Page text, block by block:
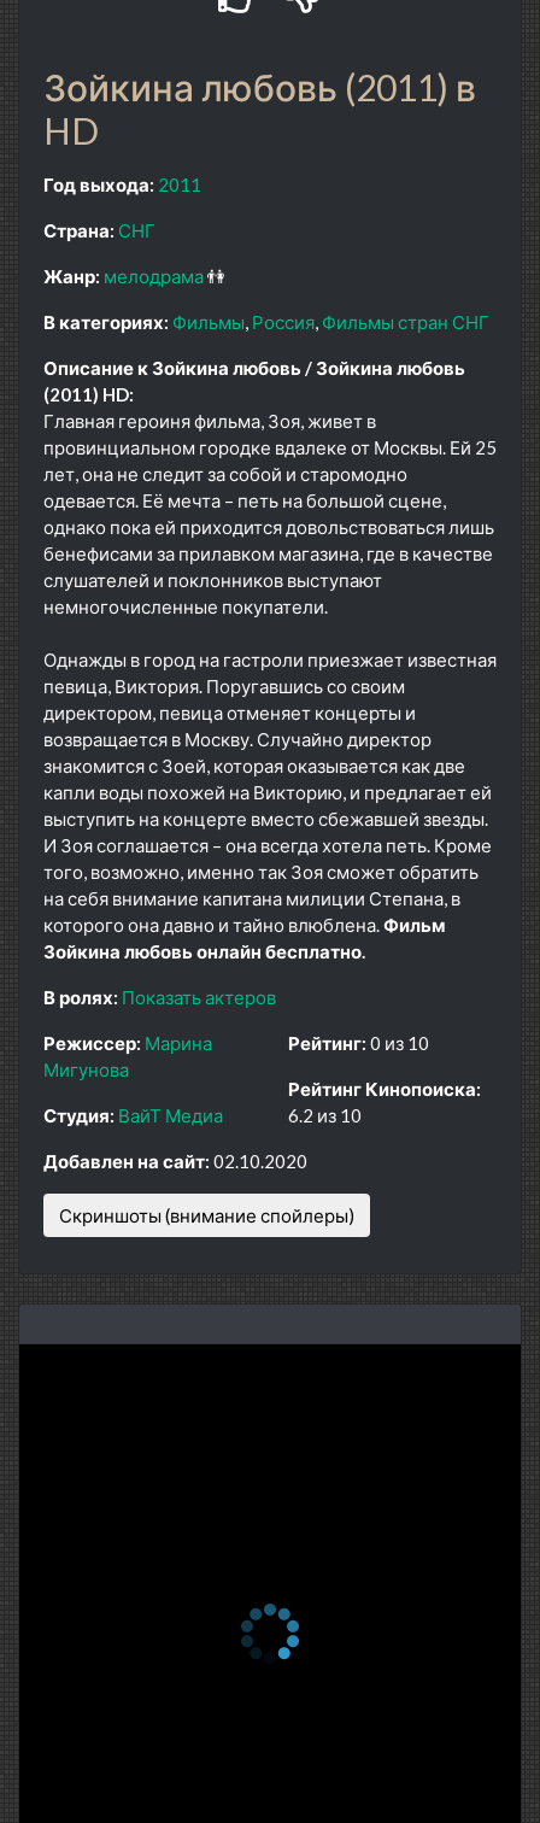
Зойкина любовь (2011) в
HD
Год выхода: 2011
Страна: СНГ
Жанр: мелодрама👫
В категориях: Фильмы Россия Фильмы стран СНГ
Описание к Зойкина любовь / Зойкина любовь
(2011) HD:
Главная героиня фильма, Зоя, живет в
провинциальном городке вдалеке от Москвы. Ей 25
лет, она не следит за собой и старомодно
одевается. Её мечта – петь на большой сцене,
однако пока ей приходится довольствоваться лишь
бенефисами за прилавком магазина, где в качестве
слушателей и поклонников выступают
немногочисленные покупатели.
Однажды в город на гастроли приезжает известная
певица, Виктория. Поругавшись со своим
директором, певица отменяет концерты и
возвращается в Москву. Случайно директор
знакомится с Зоей, которая оказывается как две
капли воды похожей на Викторию, и предлагает ей
выступить на концерте вместо сбежавшей звезды.
И Зоя соглашается – она всегда хотела петь. Кроме
того, возможно, именно так Зоя сможет обратить
на себя внимание капитана милиции Степана, в
которого она давно и тайно влюблена.Фильм
Зойкина любовь онлайн бесплатно.
В ролях: Показать актеров
Режиссер: Марина
Мигунова
Студия: ВайТ Медиа
Рейтинг: 0 из 10
Рейтинг Кинопоиска:
6.2 из 10
Добавлен на сайт: 02.10.2020
Скриншоты (внимание спойлеры)